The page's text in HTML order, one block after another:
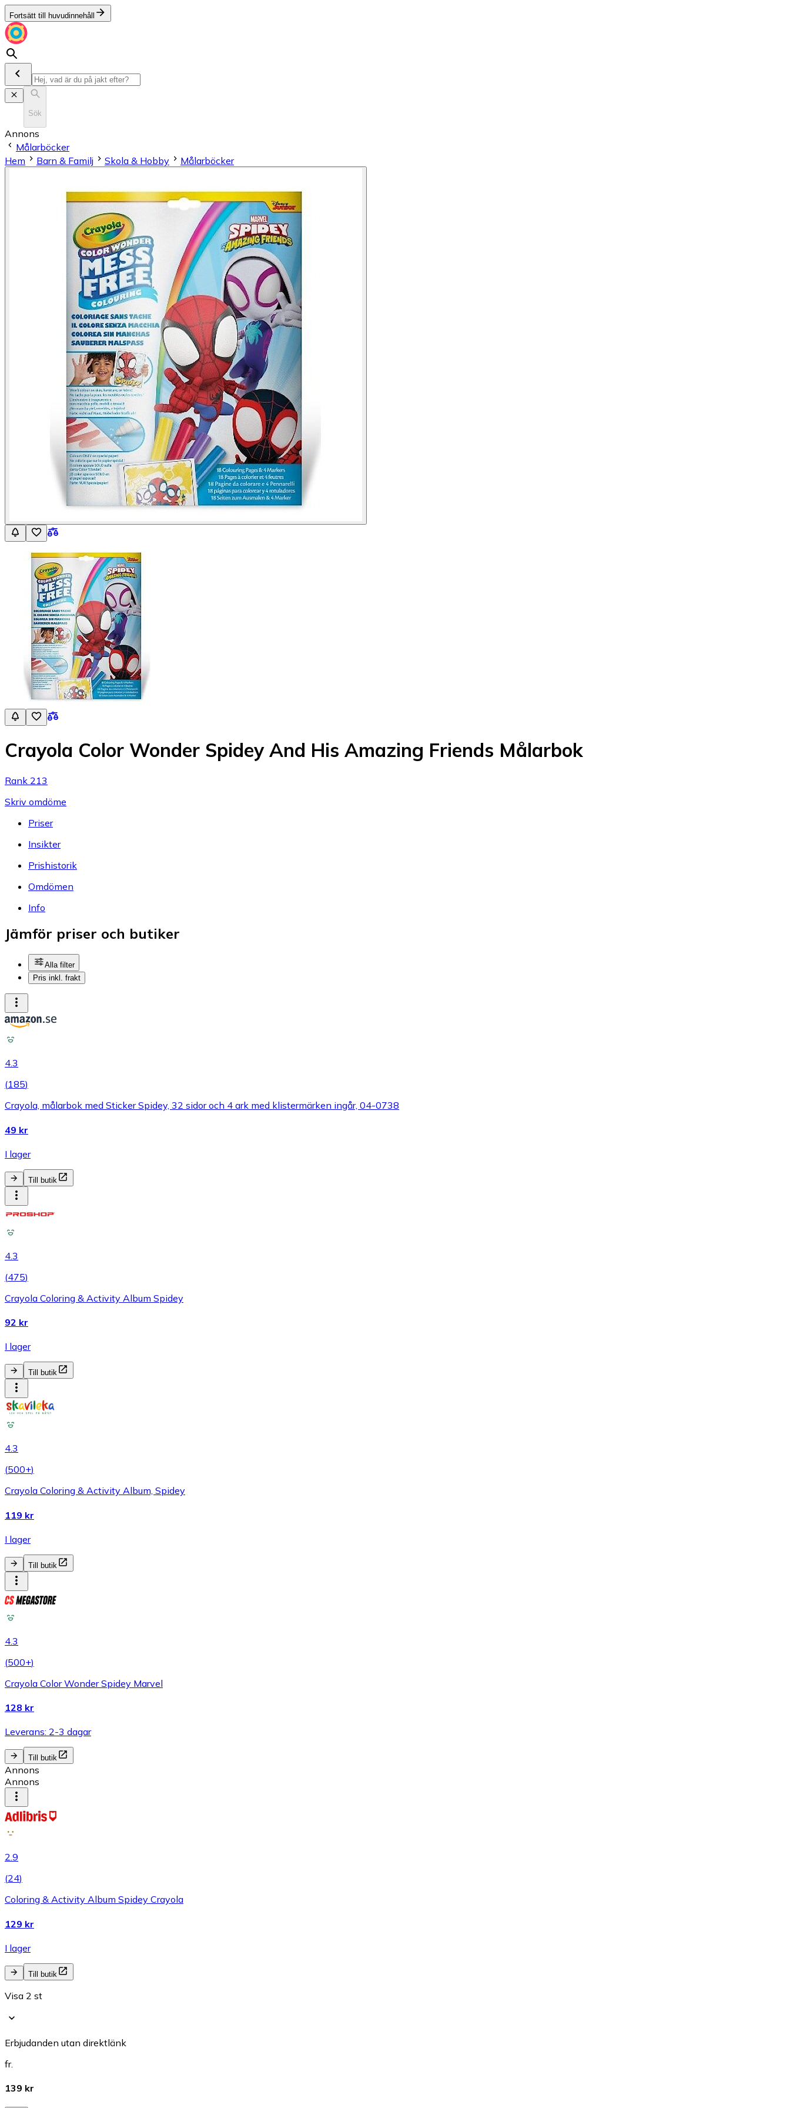
Fortsätt till huvudinnehåll
Sök
Annons
Målarböcker
Hem
Barn & Familj Skola & Hobby Målarböcker
Crayola Color Wonder Spidey And His Amazing Friends Målarbok
Rank 213
Skriv omdöme
Priser
Insikter
Prishistorik
Omdömen
Info
Jämför priser och butiker
Alla filter
Pris inkl. frakt
4.3
(185)
Crayola, målarbok med Sticker Spidey, 32 sidor och 4 ark med klistermärken ingår, 04-0738
49 kr
I lager
Till butik
4.3
(475)
Crayola Coloring & Activity Album Spidey
92 kr
I lager
Till butik
4.3
(500+)
Crayola Coloring & Activity Album, Spidey
119 kr
I lager
Till butik
4.3
(500+)
Crayola Color Wonder Spidey Marvel
128 kr
Leverans: 2-3 dagar
Till butik
Annons
Annons
2.9
(24)
Coloring & Activity Album Spidey Crayola
129 kr
I lager
Till butik
Visa 2 st
Erbjudanden utan direktlänk
fr.
139 kr